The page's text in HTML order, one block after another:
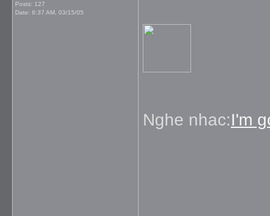
Posts: 127
Date: 6:37 AM, 03/15/05
Nghe nhac:I'm